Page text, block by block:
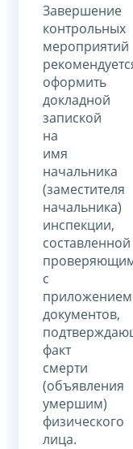
Завершение
контрольных
мероприятий
оформить
докладной
запиской
на
имя
начальника
(заместителя
начальника)
инспекции,
составленной
с
приложением
документов,
факт
смерти
(объявления
умершим)
физического
лица.